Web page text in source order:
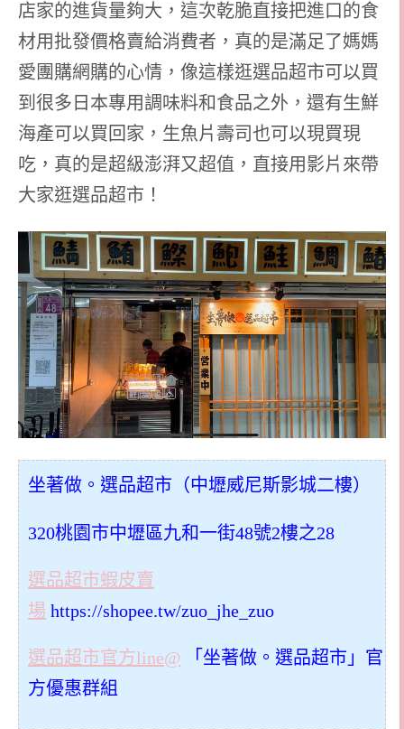
店家的進貨量夠大，這次乾脆直接把進口的食
材用批發價格賣給消費者，真的是滿足了媽媽
愛團購網購的心情，像這樣逛選品超市可以買
到很多日本專用調味料和食品之外，還有生鮮
海產可以買回家，生魚片壽司也可以現買現
吃，真的是超級澎湃又超值，直接用影片來帶
大家逛選品超市！
坐著做。選品超市（中壢威尼斯影城二樓）
320桃園市中壢區九和一街48號2樓之28
選品超市蝦皮賣
場 https://shopee.tw/zuo_jhe_zuo
選品超市官方line@
「坐著做。選品超市」官
方優惠群組